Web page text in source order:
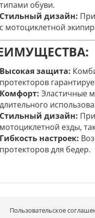
обуви.
дизайн:
мотоциклетной
защита:
Эластичные
дизайн:
езды,
настроек:
для бедер.
Пользовательское